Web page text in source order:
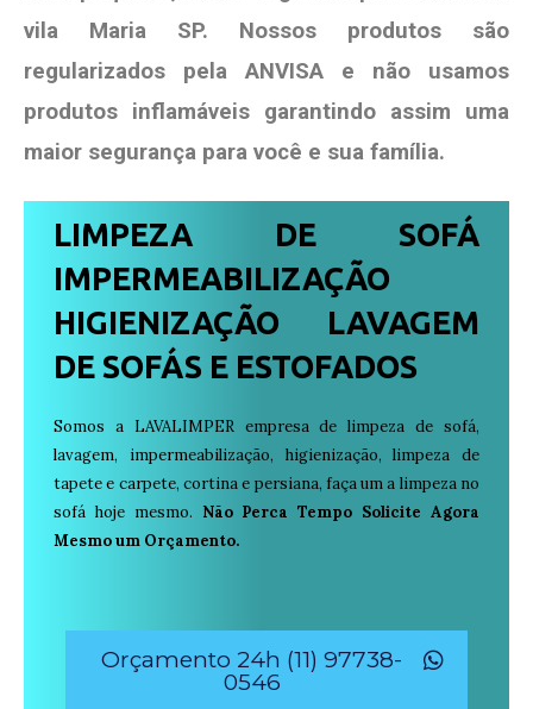
vila Maria SP. Nossos produtos são
regularizados pela ANVISA e não usamos
produtos inflamáveis garantindo assim uma
maior segurança para você e sua família.
LIMPEZA DE SOFÁ
IMPERMEABILIZAÇÃO
HIGIENIZAÇÃO LAVAGEM
DE SOFÁS E ESTOFADOS
Somos a LAVALIMPER empresa de limpeza de sofá,
lavagem, impermeabilização, higienização, limpeza de
tapete e carpete, cortina e persiana, faça um a limpeza no
sofá hoje mesmo. Não Perca Tempo Solicite Agora
Mesmo um Orçamento.
Orçamento 24h (11) 97738-
0546